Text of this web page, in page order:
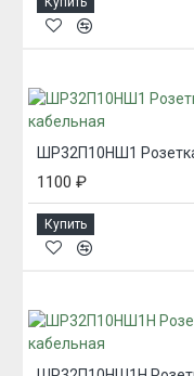
1100 ₽
Купить